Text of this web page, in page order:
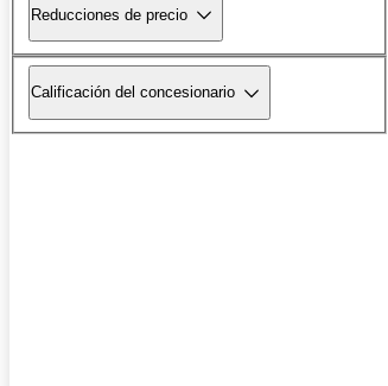
Reducciones de precio
Calificación del concesionario